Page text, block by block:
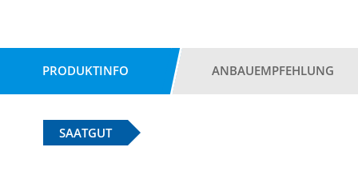
PRODUKTINFO ANBAUEMPFEHLUNG
SAATGUT